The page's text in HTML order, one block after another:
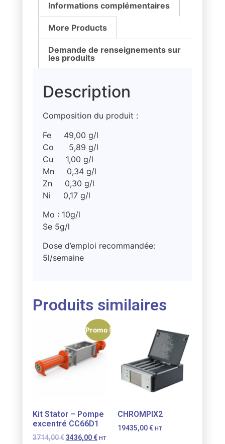
Informations complémentaires
More Products
Demande de renseignements sur
les produits
Description
Composition du produit :
Fe 49,00 g/l
Co 5,89 g/l
Cu 1,00 g/l
Mn 0,34 g/l
Zn 0,30 g/l
Ni 0,17 g/l
Mo : 10g/l
Se 5g/l
Dose d’emploi recommandée:
5l/semaine
Produits similaires
Promo !
Kit Stator – Pompe
excentré CC66D1
3714,00€ 3436,00 € HT
CHROMPIX2
19435,00€ HT